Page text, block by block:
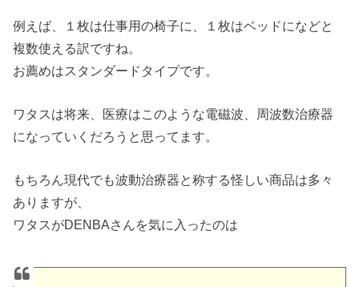
例えば、１枚は仕事用の椅子に、１枚はベッドになどと
複数使える訳ですね。
お薦めはスタンダードタイプです。
ワタスは将来、医療はこのような電磁波、周波数治療器
になっていくだろうと思ってます。
もちろん現代でも波動治療器と称する怪しい商品は多々
ありますが、
ワタスがDENBAさんを気に入ったのは